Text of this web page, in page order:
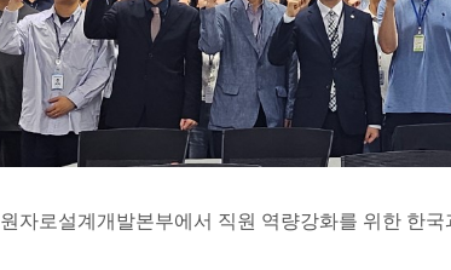
자로설계개발본부에서 직원 역량강화를 위한 한